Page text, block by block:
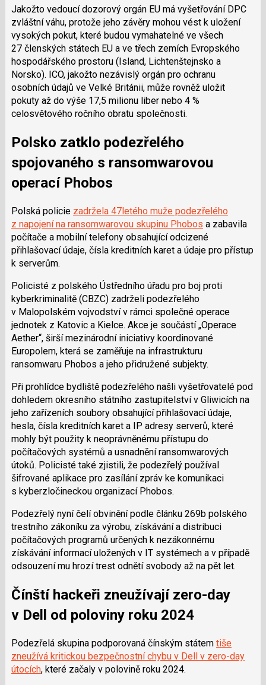
Jakožto vedoucí dozorový orgán EU má vyšetřování DPC
zvláštní váhu, protože jeho závěry mohou vést k uložení
vysokých pokut, které budou vymahatelné ve všech
27 členských státech EU a ve třech zemích Evropského
hospodářského prostoru (Island, Lichtenštejnsko a
Norsko). ICO, jakožto nezávislý orgán pro ochranu
osobních údajů ve Velké Británii, může rovněž uložit
pokuty až do výše 17,5 milionu liber nebo 4 %
celosvětového ročního obratu společnosti.
Polsko zatklo podezřelého
spojovaného s ransomwarovou
operací Phobos
Polská policie zadržela 47letého muže podezřelého
z napojení na ransomwarovou skupinu Phobos a zabavila
počítače a mobilní telefony obsahující odcizené
přihlašovací údaje, čísla kreditních karet a údaje pro přístup
k serverům.
Policisté z polského Ústředního úřadu pro boj proti
kyberkriminalitě (CBZC) zadrželi podezřelého
v Malopolském vojvodství v rámci společné operace
jednotek z Katovic a Kielce. Akce je součástí „Operace
Aether“, širší mezinárodní iniciativy koordinované
Europolem, která se zaměřuje na infrastrukturu
ransomwaru Phobos a jeho přidružené subjekty.
Při prohlídce bydliště podezřelého našli vyšetřovatelé pod
dohledem okresního státního zastupitelství v Gliwicích na
jeho zařízeních soubory obsahující přihlašovací údaje,
hesla, čísla kreditních karet a IP adresy serverů, které
mohly být použity k neoprávněnému přístupu do
počítačových systémů a usnadnění ransomwarových
útoků. Policisté také zjistili, že podezřelý používal
šifrované aplikace pro zasílání zpráv ke komunikaci
s kyberzločineckou organizací Phobos.
Podezřelý nyní čelí obvinění podle článku 269b polského
trestního zákoníku za výrobu, získávání a distribuci
počítačových programů určených k nezákonnému
získávání informací uložených v IT systémech a v případě
odsouzení mu hrozí trest odnětí svobody až na pět let.
Čínští hackeři zneužívají zero-day
v Dell od poloviny roku 2024
Podezřelá skupina podporovaná čínským státem tiše
zneužívá kritickou bezpečnostní chybu v Dell v zero-day
útocích, které začaly v polovině roku 2024.